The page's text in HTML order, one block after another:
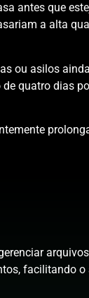
antes que
a alta
ou asilos
quatro dias
facilitando o